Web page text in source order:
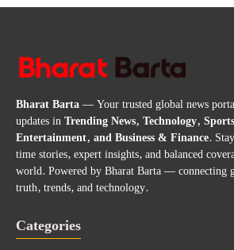
Bharat Barta— Your trusted global news
updates inTrending News, Technology,
Entertainment, and Business & Finance.
time stories, expert insights, and balanced
world. Powered by Bharat Barta — connecting
truth, trends, and technology.
Categories